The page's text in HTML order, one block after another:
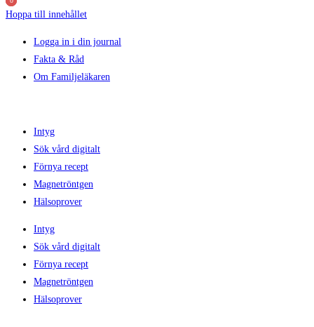
Hoppa till innehållet
Logga in i din journal
Fakta & Råd
Om Familjeläkaren
Intyg
Sök vård digitalt
Förnya recept
Magnetröntgen
Hälsoprover
Intyg
Sök vård digitalt
Förnya recept
Magnetröntgen
Hälsoprover